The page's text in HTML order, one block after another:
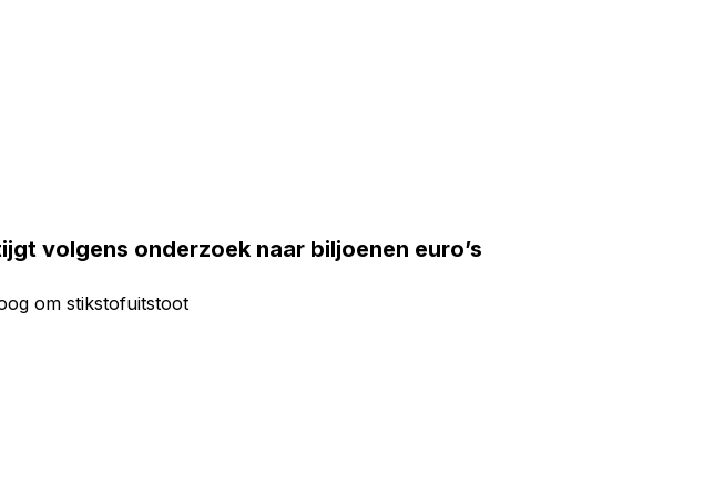
volgens onderzoek naar biljoenen euro’s